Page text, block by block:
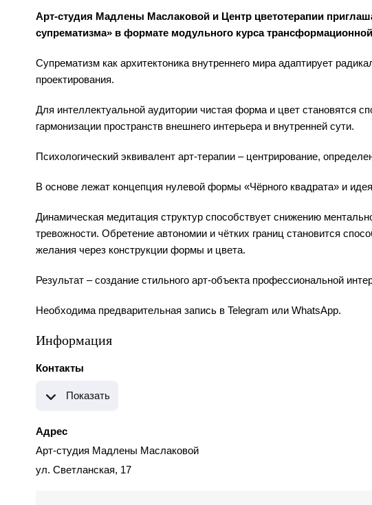
Арт-студия Мадлены Маслаковой и Центр цветотерапии
супрематизма» в формате модульного курса
Супрематизм как архитектоника внутреннего мира адаптирует
проектирования.
Для интеллектуальной аудитории чистая форма и цвет становятся
гармонизации пространств внешнего интерьера и внутренней сути.
Психологический эквивалент арт-терапии – центрирование,
В основе лежат концепция нулевой формы «Чёрного квадрата» и
Динамическая медитация структур способствует снижению
тревожности. Обретение автономии и чётких границ становится
желания через конструкции формы и цвета.
Результат – создание стильного арт-объекта профессиональной
Необходима предварительная запись в Telegram или WhatsApp.
Информация
Контакты
Показать
Адрес
Арт-студия Мадлены Маслаковой
ул. Светланская, 17